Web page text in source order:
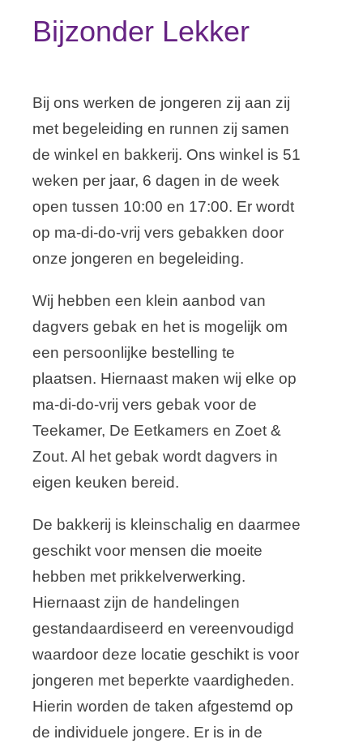
Bijzonder Lekker
Bij ons werken de jongeren zij aan zij
met begeleiding en runnen zij samen
de winkel en bakkerij. Ons winkel is 51
weken per jaar, 6 dagen in de week
open tussen 10:00 en 17:00. Er wordt
op ma-di-do-vrij vers gebakken door
onze jongeren en begeleiding.
Wij hebben een klein aanbod van
dagvers gebak en het is mogelijk om
een persoonlijke bestelling te
plaatsen. Hiernaast maken wij elke op
ma-di-do-vrij vers gebak voor de
Teekamer, De Eetkamers en Zoet &
Zout. Al het gebak wordt dagvers in
eigen keuken bereid.
De bakkerij is kleinschalig en daarmee
geschikt voor mensen die moeite
hebben met prikkelverwerking.
Hiernaast zijn de handelingen
gestandaardiseerd en vereenvoudigd
waardoor deze locatie geschikt is voor
jongeren met beperkte vaardigheden.
Hierin worden de taken afgestemd op
de individuele jongere. Er is in de